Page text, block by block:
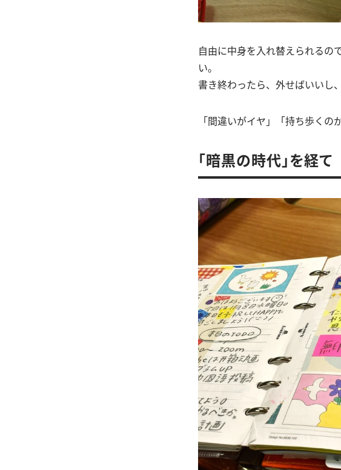
自由に中身を入れ替えられるの
い。
書き終わったら、外せばいいし
「間違いがイヤ」「持ち歩く
「暗黒の時代」を経て